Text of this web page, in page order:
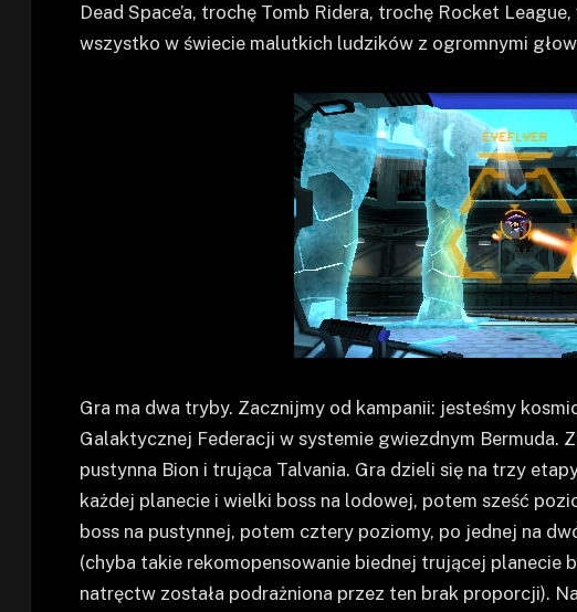
Dead Space’a, trochę Tomb Ridera, trochę Rocket
wszystko w świecie malutkich ludzików z ogromnymi
Gra ma dwa tryby. Zacznijmy od kampanii: jesteśmy
Galaktycznej Federacji w systemie gwiezdnym Bermuda.
pustynna Bion i trująca Talvania. Gra dzieli się na trzy
każdej planecie i wielki boss na lodowej, potem sześć
boss na pustynnej, potem cztery poziomy, po jednej na
(chyba takie rekomopensowanie biednej trującej planecie
natręctw została podrażniona przez ten brak proporcji).